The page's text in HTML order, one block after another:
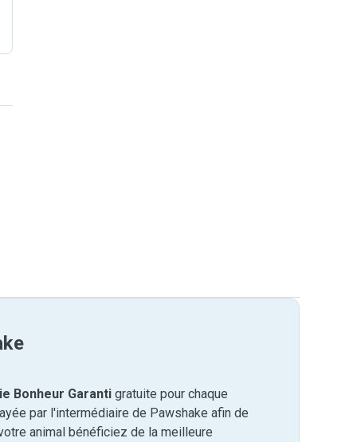
Bonheur Garanti gratuite pour chaque
par l'intermédiaire de Pawshake afin de
animal bénéficiez de la meilleure